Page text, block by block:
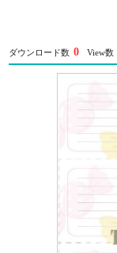
ダウンロード数 0 View数